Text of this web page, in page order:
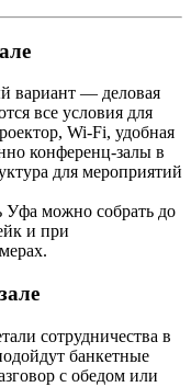
вариант — деловая
все условия для
Wi-Fi, удобная
конференц-залы в
для мероприятий
можно собрать до
и при
сотрудничества в
банкетные
с обедом или